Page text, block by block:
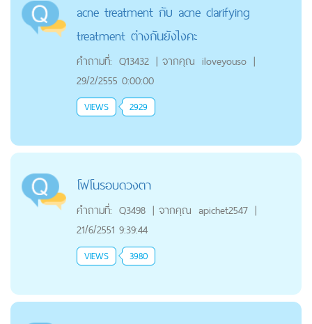
acne treatment กับ acne clarifying
treatment ต่างกันยังไงคะ
คำถามที่: Q13432 | จากคุณ iloveyouso |
29/2/2555 0:00:00
VIEWS 2929
โฟโนรอบดวงตา
คำถามที่: Q3498 | จากคุณ apichet2547 |
21/6/2551 9:39:44
VIEWS 3980